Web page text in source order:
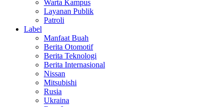
Warta Kampus
Layanan Publik
Patroli
Label
Manfaat Buah
Berita Otomotif
Berita Teknologi
Berita Internasional
Nissan
Mitsubishi
Rusia
Ukraina